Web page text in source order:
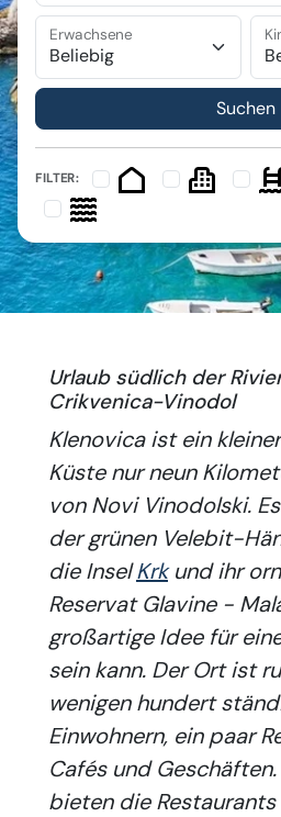
Erwachsene
FILTER:
Urlaub südlich der
Crikvenica-Vinodol
Klenovica ist ein
Küste nur neun
von Novi Vinodolski.
der grünen Velebit-
die InselKrkund ihr
Reservat Glavine -
großartige Idee für
sein kann. Der Ort ist
wenigen hundert
Einwohnern, ein paar
Cafés und
bieten die Restaurants